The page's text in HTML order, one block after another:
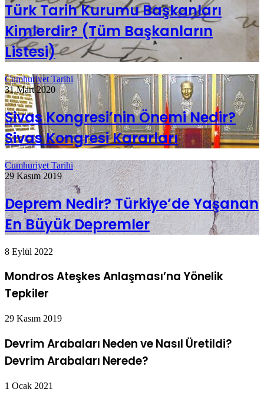
Türk Tarih Kurumu Başkanları
Kimlerdir? (Tüm Başkanların
Listesi)
Cumhuriyet Tarihi
31 Mart 2020
Sivas Kongresi’nin Önemi Nedir?
Sivas Kongresi Kararları
Cumhuriyet Tarihi
29 Kasım 2019
Deprem Nedir? Türkiye’de Yaşanan
En Büyük Depremler
8 Eylül 2022
Mondros Ateşkes Anlaşması’na Yönelik
Tepkiler
29 Kasım 2019
Devrim Arabaları Neden ve Nasıl Üretildi?
Devrim Arabaları Nerede?
1 Ocak 2021